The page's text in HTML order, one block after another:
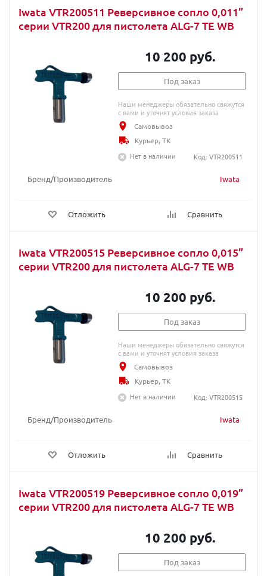
Iwata VTR200511 Реверсивное сопло 0,011”
серии VTR200 для пистолета ALG-7 TE WB
Бренд/Производитель Iwata
Отложить Сравнить
10 200 руб.
Под заказ
Наши менеджеры обязательно свяжутся
с вами и уточнят условия заказа
Самовывоз
Курьер, ТК
Нет в наличии
Код: VTR200511
Iwata VTR200515 Реверсивное сопло 0,015”
серии VTR200 для пистолета ALG-7 TE WB
Бренд/Производитель Iwata
Отложить Сравнить
10 200 руб.
Под заказ
Наши менеджеры обязательно свяжутся
с вами и уточнят условия заказа
Самовывоз
Курьер, ТК
Нет в наличии
Код: VTR200515
Iwata VTR200519 Реверсивное сопло 0,019”
серии VTR200 для пистолета ALG-7 TE WB
10 200 руб.
Под заказ